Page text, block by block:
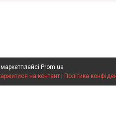
Prom.ua
на контент Політика